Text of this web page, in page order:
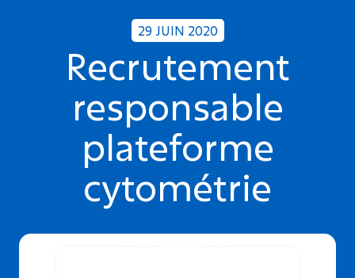
29 JUIN 2020
Recrutement
responsable
plateforme
cytométrie